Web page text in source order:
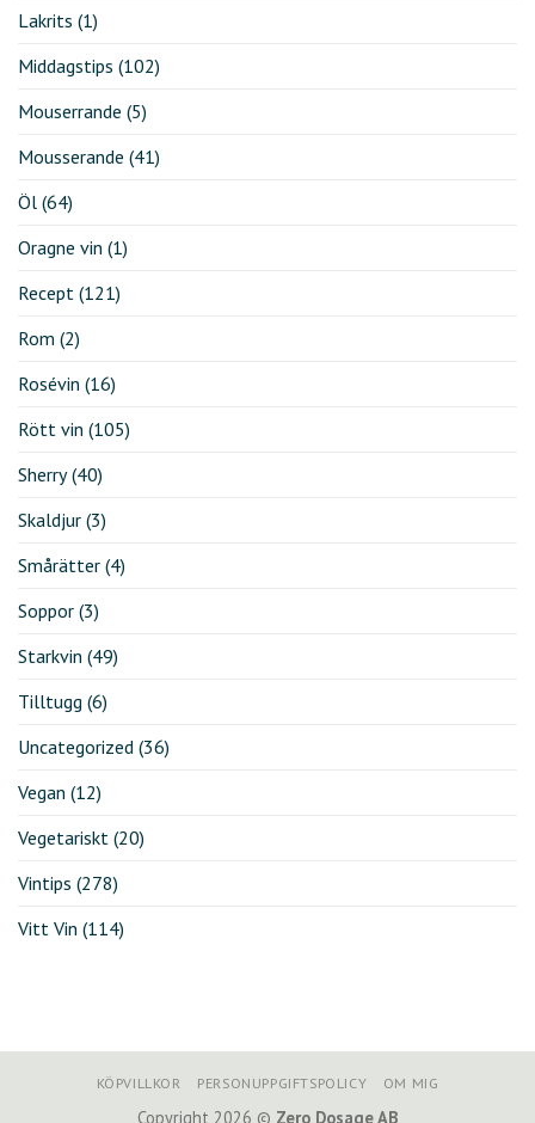
Lakrits (1)
Middagstips (102)
Mouserrande (5)
Mousserande (41)
Öl (64)
Oragne vin (1)
Recept (121)
Rom (2)
Rosévin (16)
Rött vin (105)
Sherry(40)
Skaldjur (3)
Smårätter (4)
Soppor (3)
Starkvin (49)
Tilltugg (6)
Uncategorized (36)
Vegan (12)
Vegetariskt (20)
Vintips (278)
Vitt Vin (114)
KÖPVILLKOR PERSONUPPGIFTSPOLICY OM MIG
Copyright 2026 © Zero Dosage AB